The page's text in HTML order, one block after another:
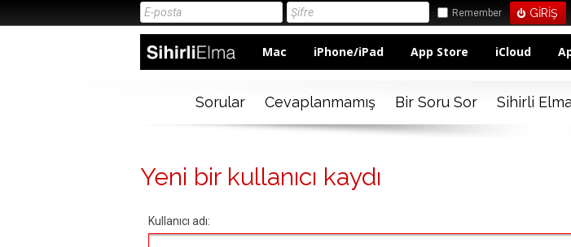
Remember
Mac iPhone/iPad App Store iCloud
Sorular Cevaplanmamış Bir Soru Sor Sihirli Elma
Yeni bir kullanıcı kaydı
Kullanıcı adı: